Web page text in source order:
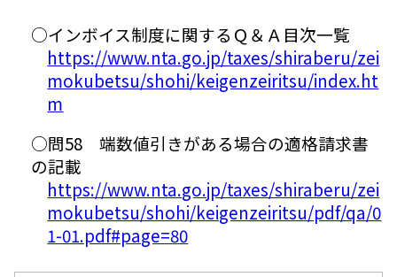
○インボイス制度に関するＱ＆Ａ目次一覧
https://www.nta.go.jp/taxes/shiraberu/zei
mokubetsu/shohi/keigenzeiritsu/index.ht
m
○問58 端数値引きがある場合の適格請求書
の記載
https://www.nta.go.jp/taxes/shiraberu/zei
mokubetsu/shohi/keigenzeiritsu/pdf/qa/0
1-01.pdf#page=80